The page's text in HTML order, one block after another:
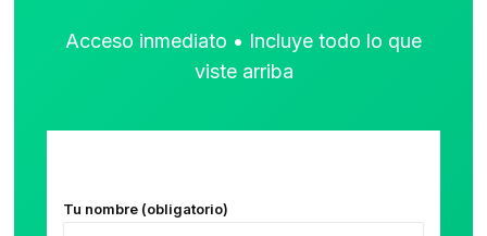
Acceso inmediato • Incluye todo lo que
viste arriba
Tu nombre (obligatorio)